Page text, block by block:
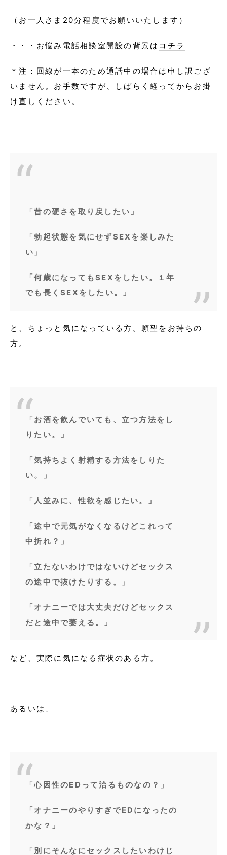
（お一人さま20分程度でお願いいたします）
・・・お悩み電話相談室開設の背景は コチラ
＊注：回線が一本のため通話中の場合は申し訳ござ
いません。お手数ですが、しばらく経ってからお掛
け直しください。
「昔の硬さを取り戻したい」
「勃起状態を気にせずSEXを楽しみた
い」
「何歳になってもSEXをしたい。１年
でも長くSEXをしたい。」
と、ちょっと気になっている方。願望をお持ちの
方。
「お酒を飲んでいても、立つ方法をし
りたい。」
「気持ちよく射精する方法をしりた
い。」
「人並みに、性欲を感じたい。」
「途中で元気がなくなるけどこれって
中折れ？」
「立たないわけではないけどセックス
の途中で抜けたりする。」
「オナニーでは大丈夫だけどセックス
だと途中で萎える。」
など、実際に気になる症状のある方。
あるいは、
「心因性のEDって治るものなの？」
「オナニーのやりすぎでEDになったの
かな？」
「別にそんなにセックスしたいわけじ